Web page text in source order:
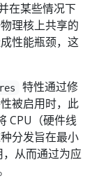
在某些情况下
理核上共享的
性能瓶颈，这
特性通过修
被启用时，此
CPU（硬件线
分发旨在最小
从而通过为应